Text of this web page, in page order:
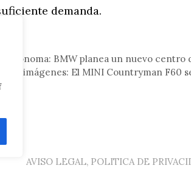
demanda.
autónoma: BMW planea un nuevo centro
de imágenes: El MINI Countryman F60
AVISO LEGAL, POLITICA DE